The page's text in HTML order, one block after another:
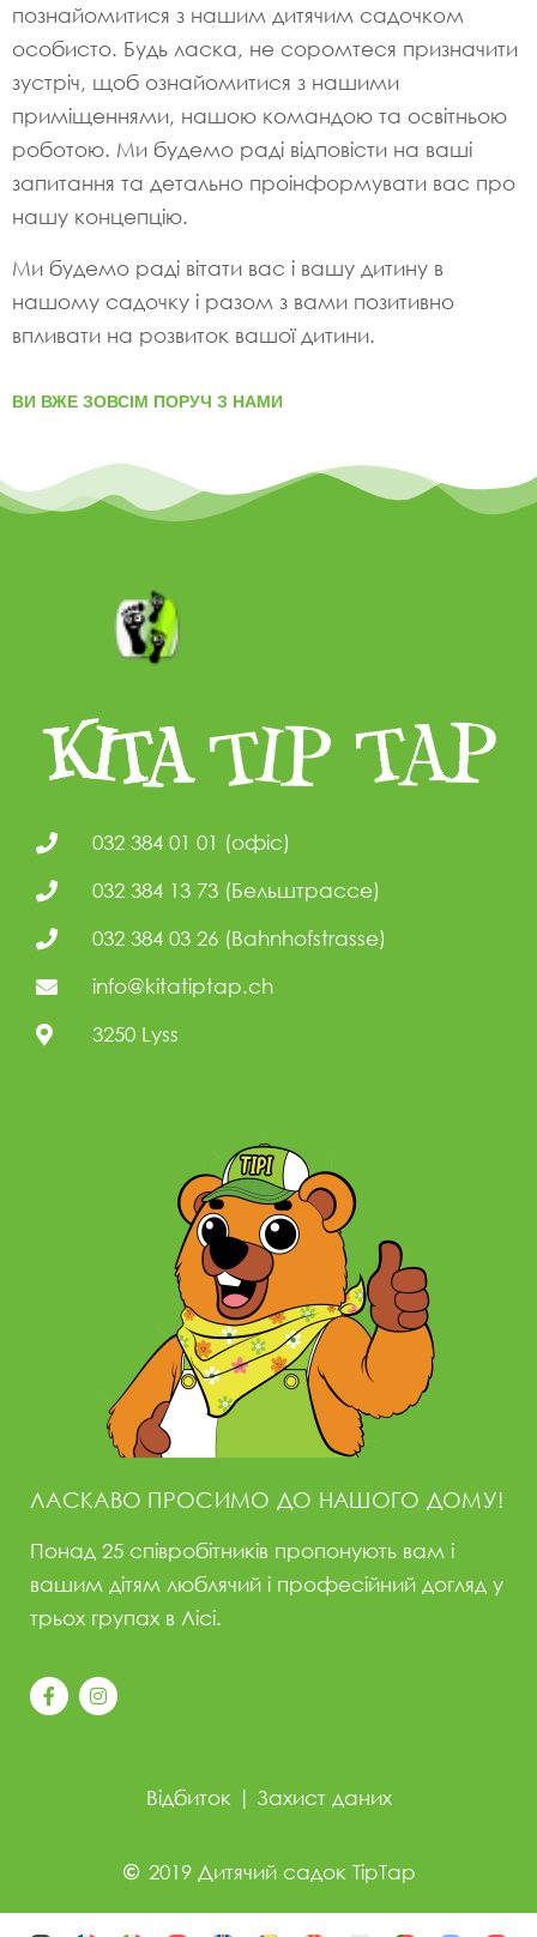
познайомитися з нашим дитячим садочком
особисто. Будь ласка, не соромтеся призначити
зустріч, щоб ознайомитися з нашими
приміщеннями, нашою командою та освітньою
роботою. Ми будемо раді відповісти на ваші
запитання та детально проінформувати вас про
нашу концепцію.
Ми будемо раді вітати вас і вашу дитину в
нашому садочку і разом з вами позитивно
впливати на розвиток вашої дитини.
ВИ ВЖЕ ЗОВСІМ ПОРУЧ З НАМИ
032 384 01 01 (офіс)
032 384 13 73 (Бельштрассе)
032 384 03 26 (Bahnhofstrasse)
info@kitatiptap.ch
3250 Lyss
ЛАСКАВО ПРОСИМО ДО НАШОГО ДОМУ!
Понад 25 співробітників пропонують вам і
вашим дітям люблячий і професійний догляд у
трьох групах в Лісі.
Відбиток | Захист даних
2019 Дитячий садок TipTap